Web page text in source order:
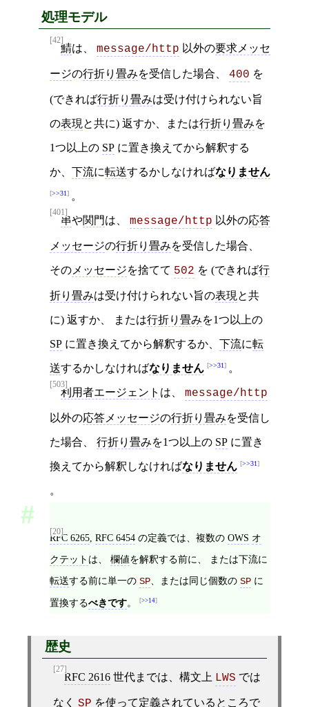
処理モデル
[42]
鯖は、 message/http 以外の要求メッセ
ージの行折り畳みを受信した場合、 400 を
(できれば行折り畳みは受け付けられない旨
の表現 と共に) 返すか、または行折り畳みを
1つ以上の SP
か、 下流に転送するかしなければなりません
>>31 。
[401]
串や関門は、 message/http 以外の応答
メッセージの行折り畳みを受信した場合、
その メッセージを捨てて 502 を (できれば行
折り畳みは受け付けられない旨の表現 と共
に) 返すか、 または行折り畳みを1つ以上の
SP に置き換えてから解釈するか、 下流に転
送するかしなければなりません >>31 。
[503]
利用者エージェント は、 message/http
以外の応答メッセージの行折り畳みを受信し
た場合、 行折り畳みを1つ以上の SP
換えてから解釈しなければなりません >>31
。
[20]
RFC 6265 RFC 6454 の定義では、複数の OWS オ
クテット は、 欄値を解釈する前に、 または下流に
転送する前に単一の SP 、または同じ個数の SP に
置換するべきです。 >>14
歴史
[27]
RFC 2616世代までは、構文上 LWS では
なく SP